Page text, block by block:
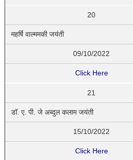
20
महर्षि वाल्ममकी जयंती
09/10/2022
Click Here
21
डॉ. ए. पी. जे अब्दुल कलाम जयंती
15/10/2022
Click Here